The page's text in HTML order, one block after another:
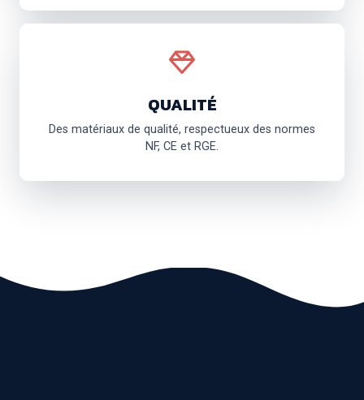
QUALITÉ
Des matériaux de qualité, respectueux des normes
NF, CE et RGE.